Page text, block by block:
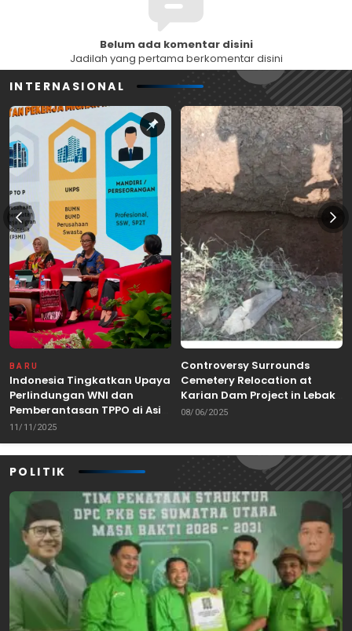
Belum ada komentar disini
Jadilah yang pertama berkomentar disini
INTERNASIONAL
BARU
Indonesia Tingkatkan Upaya
Perlindungan WNI dan
Pemberantasan TPPO di Asia
Tenggara
11/11/2025
Controversy Surrounds
Cemetery Relocation at
Karian Dam Project in Lebak,
Banten
08/06/2025
POLITIK